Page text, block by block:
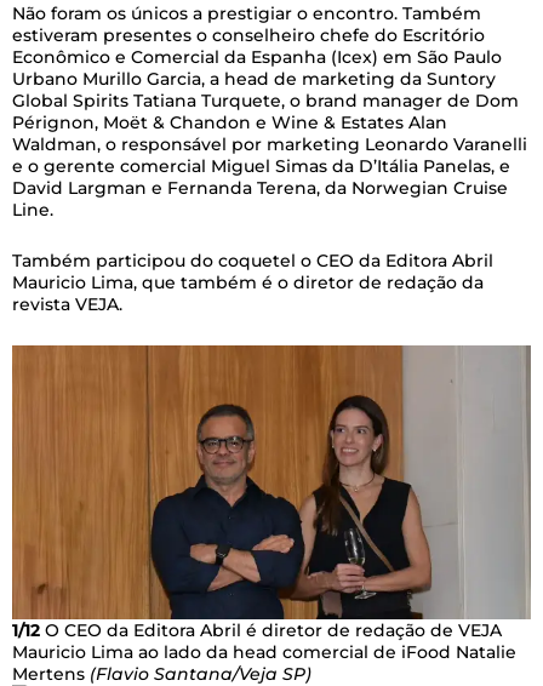
Não foram os únicos a prestigiar o encontro. Também
estiveram presentes o conselheiro chefe do Escritório
Econômico e Comercial da Espanha (Icex) em São Paulo
Urbano Murillo Garcia, a head de marketing da Suntory
Global Spirits Tatiana Turquete, o brand manager de Dom
Pérignon, Moët & Chandon e Wine & Estates Alan
Waldman, o responsável por marketing Leonardo Varanelli
e o gerente comercial Miguel Simas da D’Itália Panelas, e
David Largman e Fernanda Terena, da Norwegian Cruise
Line.
Também participou do coquetel o CEO da Editora Abril
Mauricio Lima, que também é o diretor de redação da
revista VEJA.
1/12 O CEO da Editora Abril é diretor de redação de VEJA
Mauricio Lima ao lado da head comercial de iFood Natalie
Mertens (Flavio Santana/Veja SP)